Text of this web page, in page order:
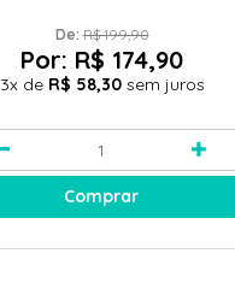
De: R$ 199,90
Por: R$ 174,90
3xde R$ 58,30sem juros
Comprar